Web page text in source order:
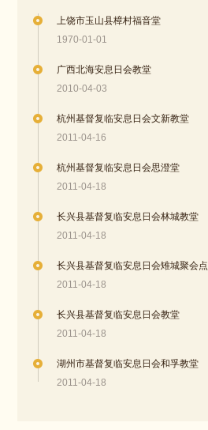
上饶市玉山县樟村福音堂
1970-01-01
广西北海安息日会教堂
2010-04-03
杭州基督复临安息日会文新教堂
2011-04-16
杭州基督复临安息日会思澄堂
2011-04-18
长兴县基督复临安息日会林城教堂
2011-04-18
长兴县基督复临安息日会雉城聚会点
2011-04-18
长兴县基督复临安息日会教堂
2011-04-18
湖州市基督复临安息日会和孚教堂
2011-04-18